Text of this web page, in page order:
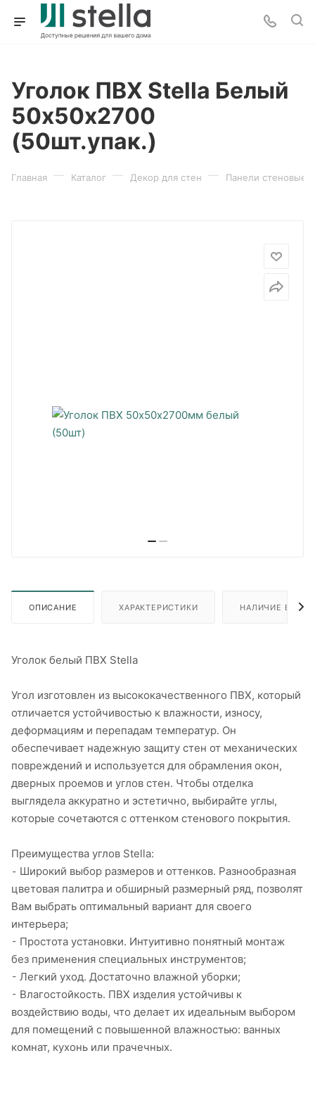
Уголок ПВХ Stella Белый
50х50х2700
(50шт.упак.)
Главная — Каталог — Декор для стен — Панели стеновые
ОПИСАНИЕ ХАРАКТЕРИСТИКИ НАЛИЧИЕ В
Уголок белый ПВХ Stella
Угол изготовлен из высококачественного ПВХ, который
отличается устойчивостью к влажности, износу,
деформациям и перепадам температур. Он
обеспечивает надежную защиту стен от механических
повреждений и используется для обрамления окон,
дверных проемов и углов стен. Чтобы отделка
выглядела аккуратно и эстетично, выбирайте углы,
которые сочетаются с оттенком стенового покрытия.
Преимущества углов Stella:
⁃ Широкий выбор размеров и оттенков. Разнообразная
цветовая палитра и обширный размерный ряд, позволят
Вам выбрать оптимальный вариант для своего
интерьера;
⁃ Простота установки. Интуитивно понятный монтаж
без применения специальных инструментов;
⁃ Легкий уход. Достаточно влажной уборки;
⁃ Влагостойкость. ПВХ изделия устойчивы к
воздействию воды, что делает их идеальным выбором
для помещений с повышенной влажностью: ванных
комнат, кухонь или прачечных.